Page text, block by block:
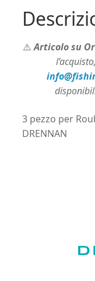
⚠️Articolo su
3 pezzo per
DRENNAN